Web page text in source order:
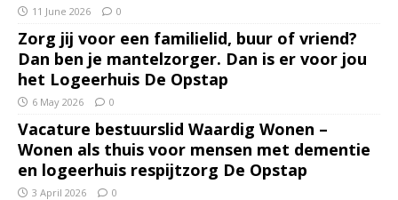
11 June 2026 0
Zorg jij voor een familielid, buur of vriend?
Dan ben je mantelzorger. Dan is er voor jou
het Logeerhuis De Opstap
6 May 2026 0
Vacature bestuurslid Waardig Wonen –
Wonen als thuis voor mensen met dementie
en logeerhuis respijtzorg De Opstap
3 April 2026 0